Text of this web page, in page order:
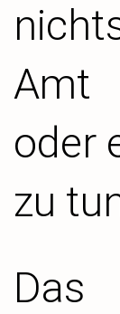
Amt
oder
zu
Das